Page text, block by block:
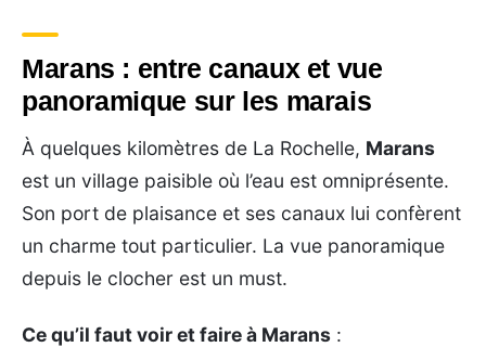
Marans : entre canaux et vue
panoramique sur les marais
À quelques kilomètres de La Rochelle, Marans
est un village paisible où l’eau est omniprésente.
Son port de plaisance et ses canaux lui confèrent
un charme tout particulier. La vue panoramique
depuis le clocher est un must.
Ce qu’il faut voir et faire à Marans :